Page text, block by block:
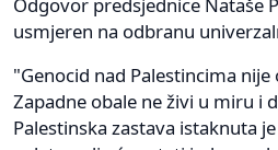
Odgovor predsjednice Nataše
usmjeren na odbranu
"Genocid nad Palestincima nije
Zapadne obale ne živi u miru i
Palestinska zastava istaknuta